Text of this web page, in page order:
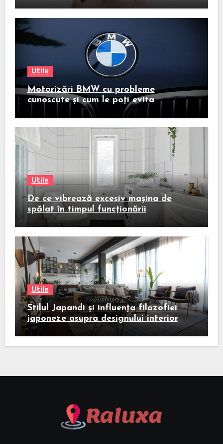
Utile
Motorizări BMW cu probleme
cunoscute și cum le poți evita
Utile
De ce vibrează excesiv mașina de
spălat în timpul funcționării
Utile
Stilul Japandi și influența filozofiei
japoneze asupra designului interior